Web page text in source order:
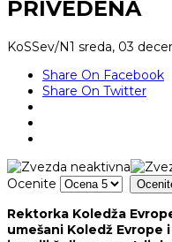
PRIVEDENA
KoSSev/N1 sreda, 03
Share On Facebook
Share On Twitter
Ocenite
Rektorka Koledža
umešani Koledž